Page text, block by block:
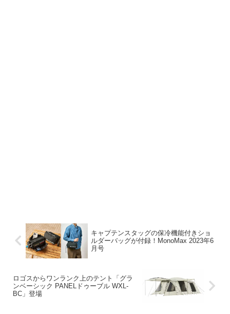
キャプテンスタッグの保冷機能付きショ
ルダーバッグが付録！MonoMax 2023年6
月号
ロゴスからワンランク上のテント「グラ
ンベーシック PANELドゥーブル WXL-
BC」登場